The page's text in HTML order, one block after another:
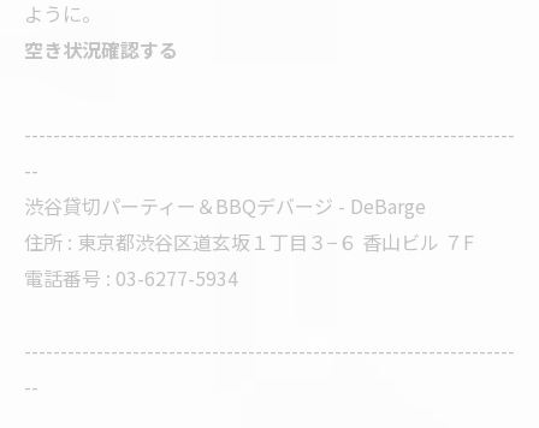
ように。
空き状況確認する
--------------------------------------------------------------------
--
渋谷貸切パーティー＆BBQデバージ - DeBarge
住所 : 東京都渋谷区道玄坂１丁目３−６ 香山ビル ７F
電話番号 : 03-6277-5934
--------------------------------------------------------------------
--